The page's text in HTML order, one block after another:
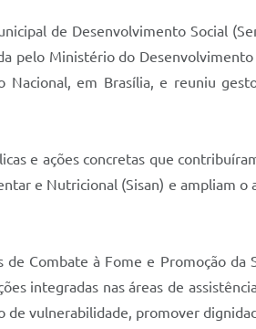
de Desenvolvimento Social
pelo Ministério do
em Brasília, e reuniu
e ações concretas que
e Nutricional (Sisan) e ampliam
Combate à Fome e Promoção
integradas nas áreas de
vulnerabilidade, promover